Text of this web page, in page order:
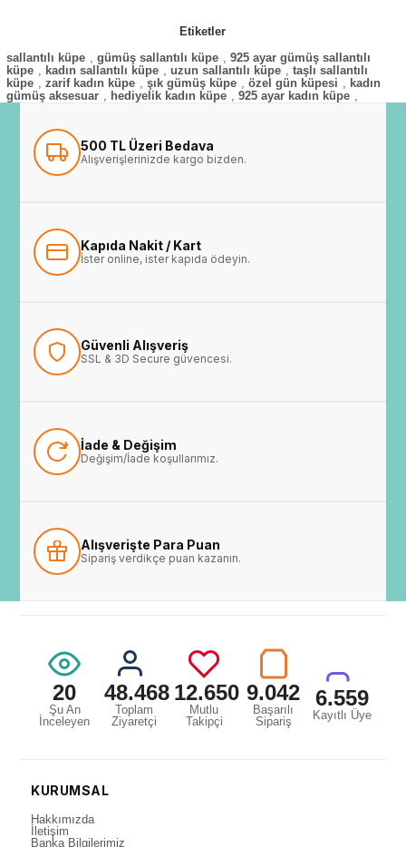
Etiketler
sallantılı küpe , gümüş sallantılı küpe , 925 ayar gümüş sallantılı
küpe , kadın sallantılı küpe , uzun sallantılı küpe , taşlı sallantılı
küpe , zarif kadın küpe , şık gümüş küpe , özel gün küpesi , kadın
gümüş aksesuar , hediyelik kadın küpe , 925 ayar kadın küpe ,
500 TL Üzeri Bedava
Alışverişlerinizde kargo bizden.
Kapıda Nakit / Kart
İster online, ister kapıda ödeyin.
Güvenli Alışveriş
SSL & 3D Secure güvencesi.
İade & Değişim
Değişim/İade koşullarımız.
Alışverişte Para Puan
Sipariş verdikçe puan kazanın.
20
Şu An
İnceleyen
48.468
Toplam
Ziyaretçi
12.650
Mutlu
Takipçi
9.042
Başarılı
Sipariş
6.559
Kayıtlı Üye
KURUMSAL
Hakkımızda
İletişim
Banka Bilgilerimiz